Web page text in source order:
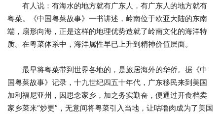
有人说：有海水的地方就有广东人，有广东人的地方就有
粤菜。《中国粤菜故事》一书讲述，岭南位于欧亚大陆的东南
端，扇形向海，正是这样的地理优势造就了岭南文化的海洋特
质。在粤菜体系中，海洋属性早已上升到精神价值层面。
最早将粤菜带到世界各地的，是旅居海外的华侨。据《中
国粤菜故事》记录，十九世纪四五十年代，广东移民来到美国
加利福尼亚州，因思念家乡，加之务实勤奋，便通过开食档卖
家乡菜来“炒更”，无意间将粤菜引入当地，让咕噜肉成为了美国